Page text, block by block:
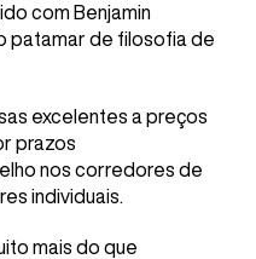
com Benjamin
patamar de filosofia de
excelentes a preços
prazos
nos corredores de
individuais.
mais do que